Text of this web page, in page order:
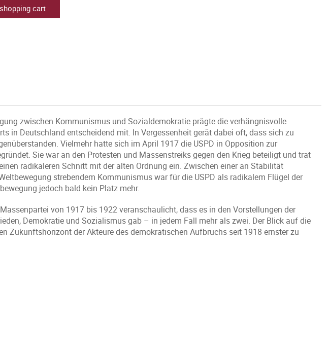
cart
zwischen Kommunismus und Sozialdemokratie prägte die verhängnisvolle
in Deutschland entscheidend mit. In Vergessenheit gerät dabei oft, dass sich zu
Vielmehr hatte sich im April 1917 die USPD in Opposition zur
Sie war an den Protesten und Massenstreiks gegen den Krieg beteiligt und trat
radikaleren Schnitt mit der alten Ordnung ein. Zwischen einer an Stabilität
strebendem Kommunismus war für die USPD als radikalem Flügel der
jedoch bald kein Platz mehr.
von 1917 bis 1922 veranschaulicht, dass es in den Vorstellungen der
Demokratie und Sozialismus gab – in jedem Fall mehr als zwei. Der Blick auf die
Zukunftshorizont der Akteure des demokratischen Aufbruchs seit 1918 ernster zu